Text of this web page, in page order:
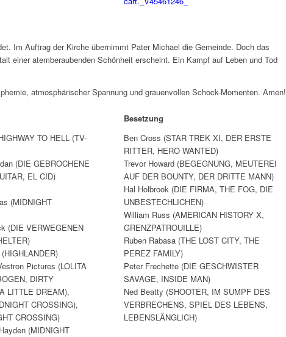
Im Auftrag der Kirche übernimmt Pater Michael die Gemeinde. Doch das
einer atemberaubenden Schönheit erscheint. Ein Kampf auf Leben und Tod
atmosphärischer Spannung und grauenvollen Schock-Momenten. Amen!
TO HELL (TV-
(DIE GEBROCHENE
EL CID)
(MIDNIGHT
(DIE VERWEGENEN
Pictures (LOLITA
DIRTY
LITTLE DREAM),
CROSSING),
CROSSING)
(MIDNIGHT
Besetzung
Ben Cross (STAR TREK XI, DER ERSTE
RITTER, HERO WANTED)
Trevor Howard (BEGEGNUNG, MEUTEREI
AUF DER BOUNTY, DER DRITTE MANN)
Hal Holbrook (DIE FIRMA, THE FOG, DIE
UNBESTECHLICHEN)
William Russ (AMERICAN HISTORY X,
GRENZPATROUILLE)
Ruben Rabasa (THE LOST CITY, THE
PEREZ FAMILY)
Peter Frechette (DIE GESCHWISTER
SAVAGE, INSIDE MAN)
Ned Beatty (SHOOTER, IM SUMPF DES
VERBRECHENS, SPIEL DES LEBENS,
LEBENSLÄNGLICH)